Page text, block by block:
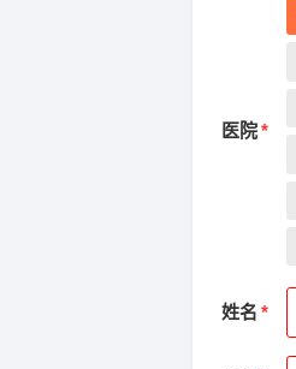
医院
姓名